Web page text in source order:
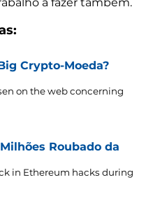
Crypto-Moeda?
on the web concerning
Roubado da
in Ethereum hacks during